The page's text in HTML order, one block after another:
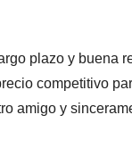
plazo y buena
competitivo
amigo y